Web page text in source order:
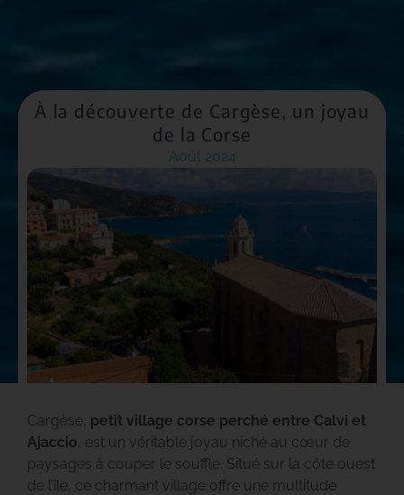
À la découverte de Cargèse, un joyau
de la Corse
Août 2024
Cargèse, petit village corse perché entre Calvi et
Ajaccio, est un véritable joyau niché au cœur de
paysages à couper le souffle. Situé sur la côte ouest
de l’île, ce charmant village offre une multitude